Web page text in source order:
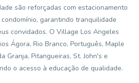
são reforçadas com estacionamento
garantindo tranquilidade
convidados. O Village Los Angeles
Ágora, Rio Branco, Português, Maple
Granja, Pitangueiras, St. John's e
o acesso à educação de qualidade.